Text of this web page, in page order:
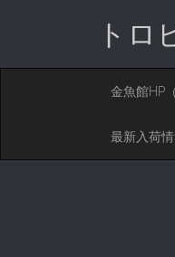
トロ
M
A
N
O
金魚館HP
最新入荷